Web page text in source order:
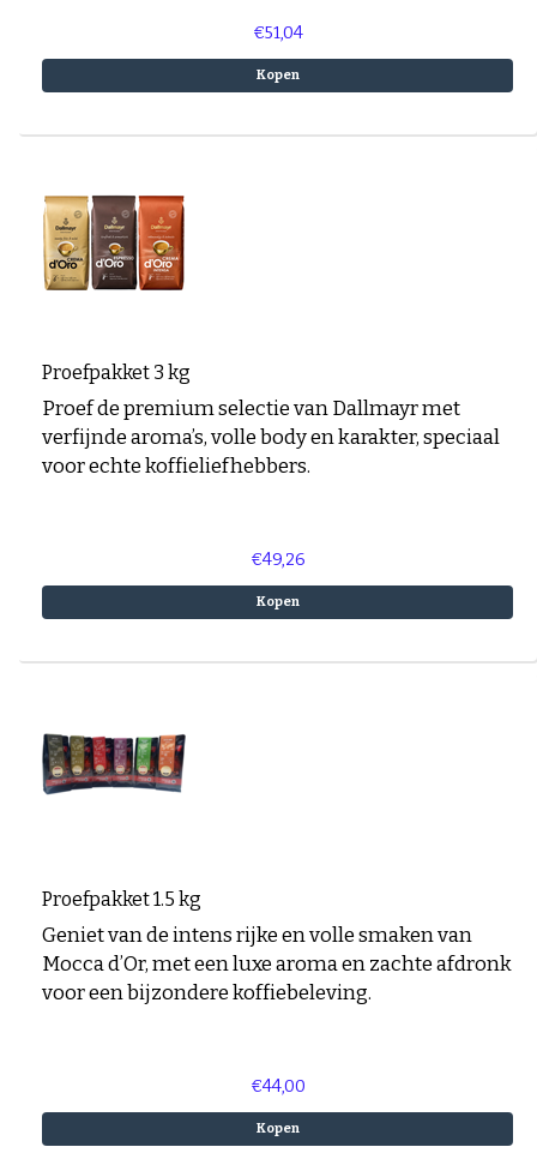
€51,04
Kopen
Proefpakket 3 kg
Proef de premium selectie van Dallmayr met
verfijnde aroma’s, volle body en karakter, speciaal
voor echte koffieliefhebbers.
€49,26
Kopen
Proefpakket 1.5 kg
Geniet van de intens rijke en volle smaken van
Mocca d’Or, met een luxe aroma en zachte afdronk
voor een bijzondere koffiebeleving.
€44,00
Kopen